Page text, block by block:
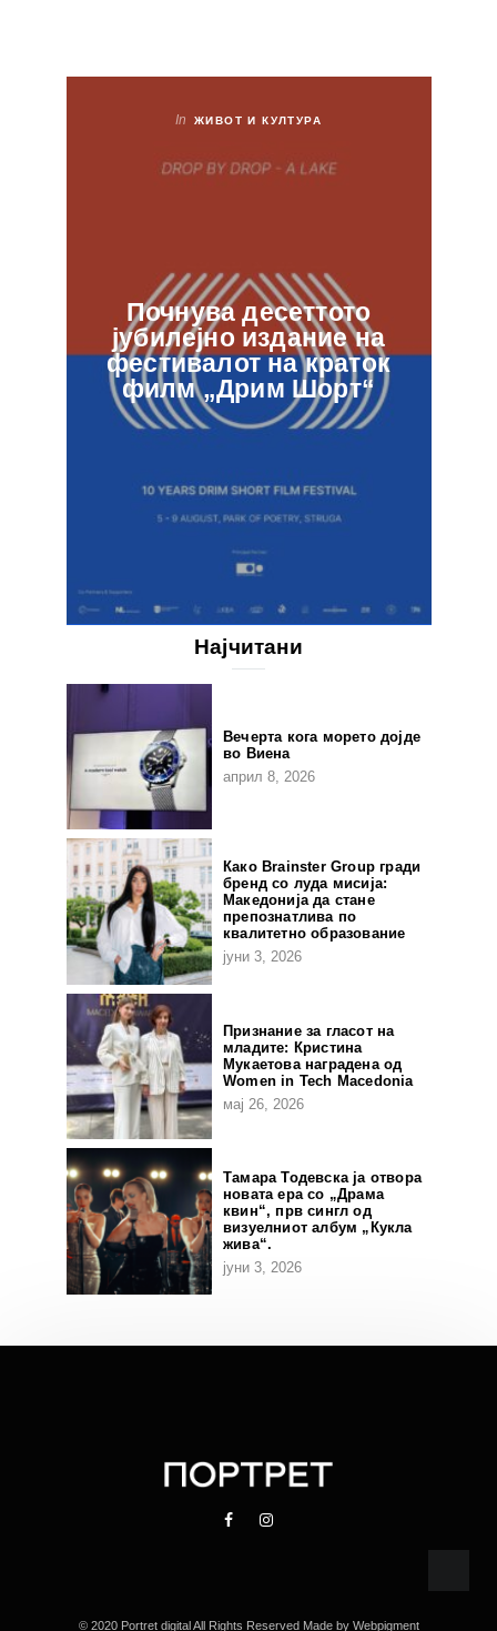
In ЖИВОТ И КУЛТУРА
Почнува десеттото
јубилејно издание на
фестивалот на краток
филм „Дрим Шорт“
Најчитани
Вечерта кога морето дојде
во Виена
април 8, 2026
Како Brainster Group гради
бренд со луда мисија:
Македонија да стане
препознатлива по
квалитетно образование
јуни 3, 2026
Признание за гласот на
младите: Кристина
Мукаетова наградена од
Women in Tech Macedonia
мај 26, 2026
Тамара Тодевска ја отвора
новата ера со „Драма
квин“, прв сингл од
визуелниот албум „Кукла
жива“.
јуни 3, 2026
© 2020 Portret digital All Rights Reserved Made by Webpigment